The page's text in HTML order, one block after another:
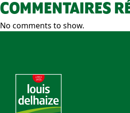
COMMENTAIRES
No comments to show.